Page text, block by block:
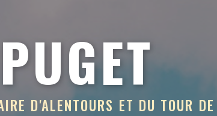
PUGET
D'ALENTOURS ET DU TOUR DE